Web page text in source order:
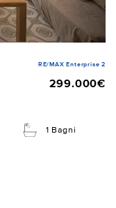
RE/MAX Enterprise 2
299.000€
1 Bagni